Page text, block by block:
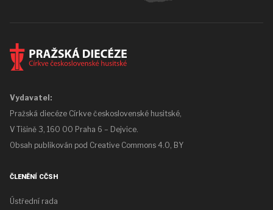
Vydavatel:
Pražská diecéze Církve československé husitské,
V Tišině 3, 160 00 Praha 6 – Dejvice.
Obsah publikován pod Creative Commons 4.0, BY
ČLENĚNÍ CČSH
Ústřední rada